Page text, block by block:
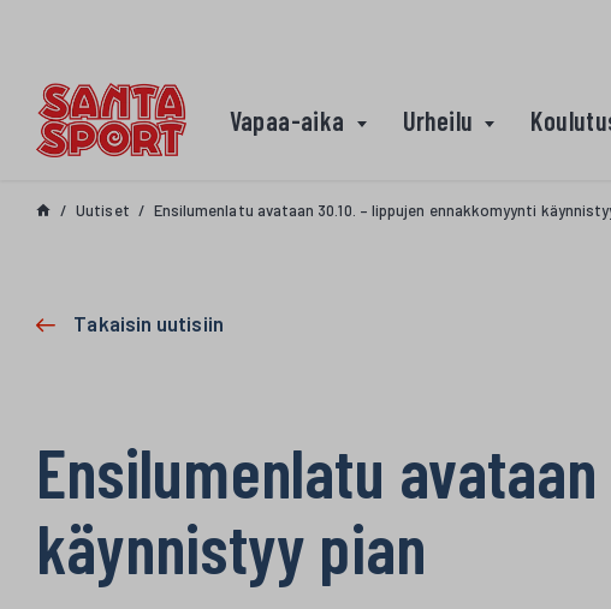
Vapaa-aika Urheilu
Uutiset Ensilumenlatu avataan 30.10. – lippujen ennakkomyynti
Takaisin uutisiin
Ensilumenlatu
käynnistyy pian